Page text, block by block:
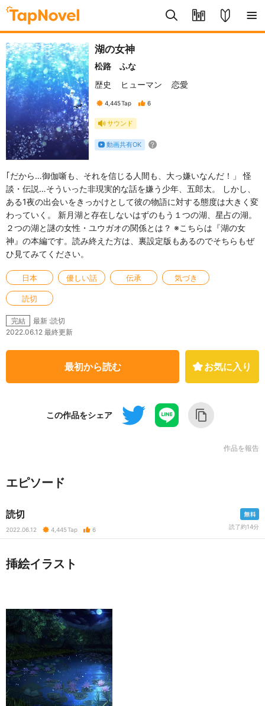
湖の女神
松路 ふな
歴史
ヒューマン 恋愛
4,445Tap 6
サウンド
動画共有OK
｢だから…御伽噺も、それを信じる人間も、大っ嫌いなんだ！」 怪
談・伝説…そういった非現実的な話を嫌う少年、五郎太。 しかし、
ある1夜の出会いをきっかけとして彼の物語に対する態度は大きく変
わっていく。 新月湖と存在しないはずのもう１つの湖、星占の湖。
２つの湖と謎の女性・ユウガオの関係とは？ ※こちらは『湖の女
神』の本編です。読み終えた方は、裏設定版もあるのでそちらもぜ
ひ見てみてください。
日本 優しい話 伝承 気づき
読切
完結
最新 :読切
2022.06.12 最終更新
最初から読む お気に入り
この作品をシェア
作品を報告
エピソード
読切
2022.06.12 4,445Tap 6 読了約14分
挿絵イラスト